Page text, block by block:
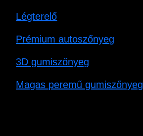
Légterelő
Prémium autoszőnyeg
3D gumiszőnyeg
Magas peremű gumiszőnyeg